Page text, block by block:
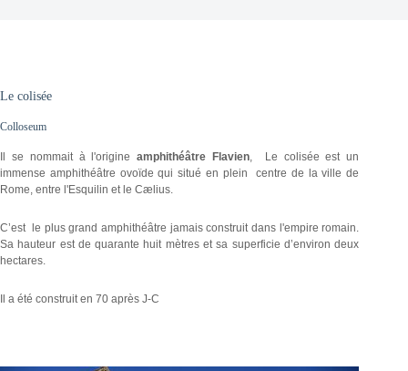
Le colisée
Colloseum
Il se nommait à l'origineamphithéâtre Flavien , Le colisée est un
immense amphithéâtre ovoïde qui situé en plein centre de la ville de
Rome, entre l'Esquilin et le Cælius.
C’est le plus grand amphithéâtre jamais construit dans l'empire romain.
Sa hauteur est de quarante huit mètres et sa superficie d’environ deux
hectares.
Il a été construit en 70 après J-C